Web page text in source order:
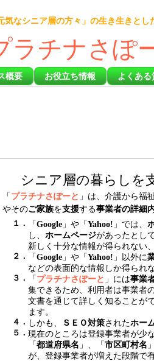
気なシニア層の方々」の生き生きと
ラチナさぽ
概要 お役立ち情報 よくある
シニア層の暮らしを
「プラチナさぽーと 」は、 介護から福
やそのご家族を支援する事業者の詳細
１． 「Google 」や「Yahoo! 」では、
し、 ホームページがあったとし
新しく十分な情報が得られない
２． 「Google 」や「Yahoo! 」以外に
などの表面的な情報しか得られ
３． 「プラチナさぽーと 」には事業
集できるため、利用者は事業者
文書を通じて詳しく知ることが
ます。
４． しかも、 ＳＥＯ対策されたホー
５． 現在のところは登録事業者が少
「都道府県名 」、「市区町村名
が、登録事業者が増えた段階で